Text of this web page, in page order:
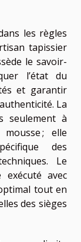
les règles
tapissier
le savoir-
l’état du
et garantir
La
seulement à
; elle
des
Le
avec
tout en
des sièges